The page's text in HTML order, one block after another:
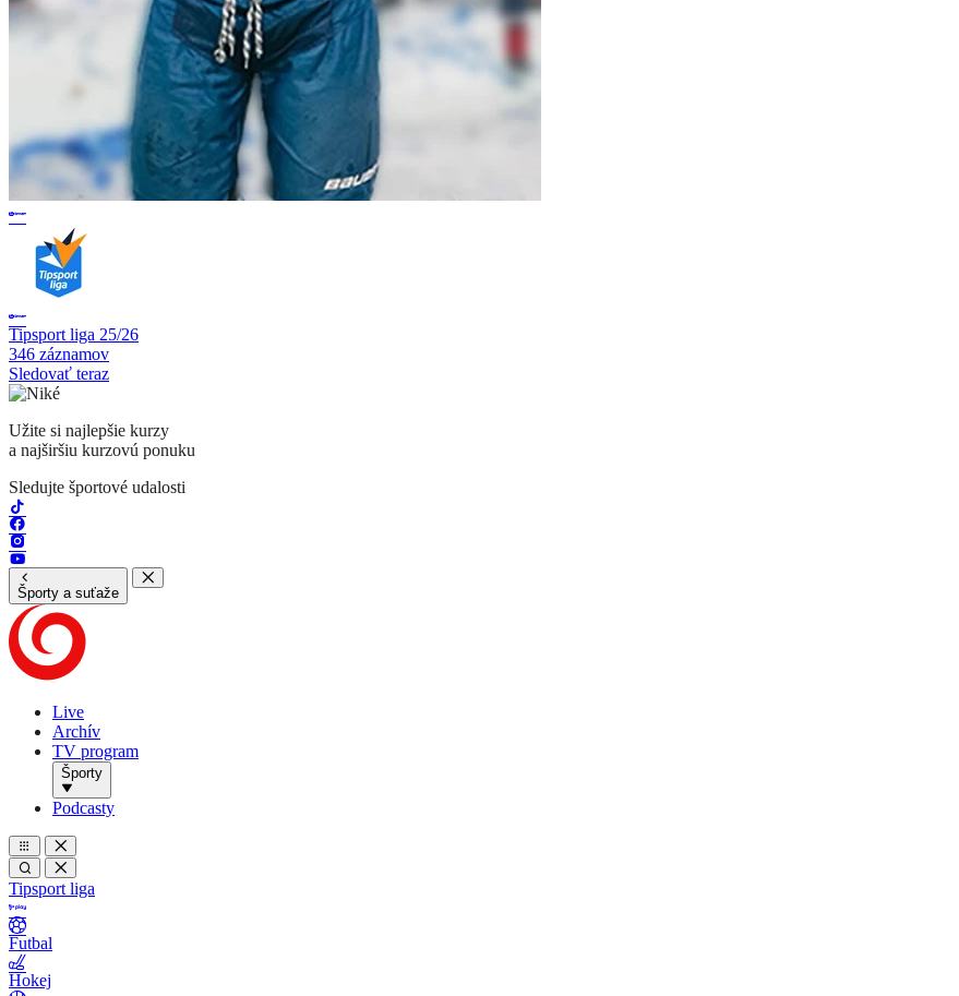
Tipsport liga 25/26
346 záznamov
Sledovať teraz
Užite si najlepšie kurzy
a najširšiu kurzovú ponuku
Sledujte športové udalosti
Športy a suťaže
Live
Archív
TV program
Športy
Podcasty
Tipsport liga
Futbal
Hokej